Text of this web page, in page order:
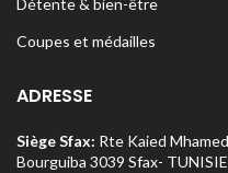
Détente & bien-être
Coupes et médailles
ADRESSE
Siège Sfax: Rte Kaied
Bourguiba 3039 Sfax- TUNISIE